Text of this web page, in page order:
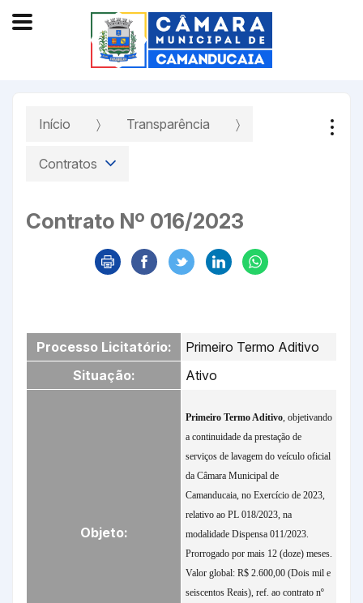
Início Transparência
Contratos
Contrato Nº 016/2023
Processo Licitatório:
Primeiro Termo Aditivo
Situação:
Ativo
Objeto:
Primeiro Termo Aditivo , objetivando
a continuidade da prestação de
serviços de lavagem do veículo oficial
da Câmara Municipal de
Camanducaia, no Exercício de 2023,
relativo ao PL 018/2023, na
modalidade Dispensa 011/2023.
Prorrogado por mais 12 (doze) meses.
Valor global: R$ 2.600,00 (Dois mil e
seiscentos Reais), ref. ao contrato nº